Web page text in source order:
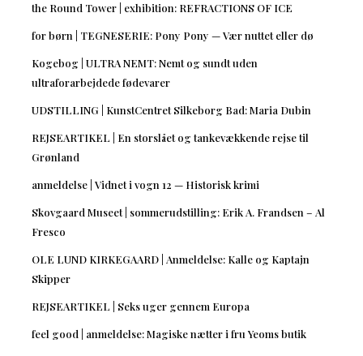
the Round Tower | exhibition: REFRACTIONS OF ICE
for børn | TEGNESERIE: Pony Pony — Vær nuttet eller dø
Kogebog | ULTRA NEMT: Nemt og sundt uden
ultraforarbejdede fødevarer
UDSTILLING | KunstCentret Silkeborg Bad: Maria Dubin
REJSEARTIKEL | En storslået og tankevækkende rejse til
Grønland
anmeldelse | Vidnet i vogn 12 — Historisk krimi
Skovgaard Museet | sommerudstilling: Erik A. Frandsen – Al
Fresco
OLE LUND KIRKEGAARD | Anmeldelse: Kalle og Kaptajn
Skipper
REJSEARTIKEL | Seks uger gennem Europa
feel good | anmeldelse: Magiske nætter i fru Yeoms butik